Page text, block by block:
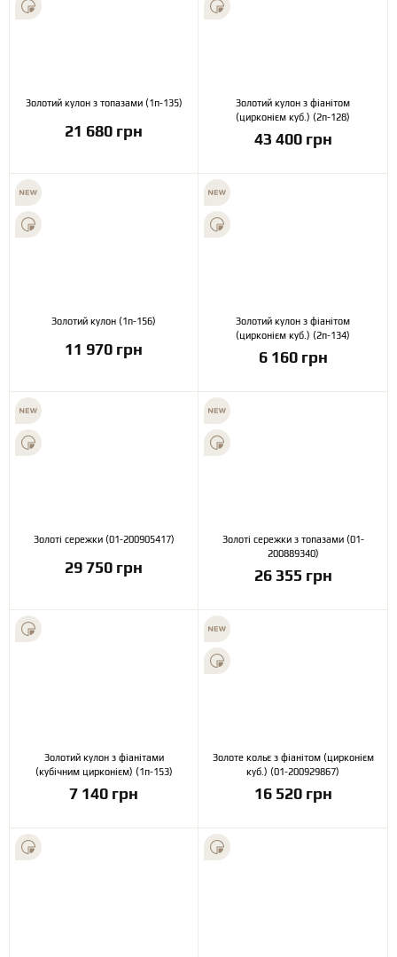
Золотий кулон з топазами (1п-135)
21 680 грн
Золотий кулон з фіанітом
(цирконієм куб.) (2п-128)
43 400 грн
Золотий кулон (1п-156)
11 970 грн
Золотий кулон з фіанітом
(цирконієм куб.) (2п-134)
6 160 грн
Золоті сережки (01-200905417)
29 750 грн
Золоті сережки з топазами (01-
200889340)
26 355 грн
Золотий кулон з фіанітами
(кубічним цирконієм) (1п-153)
7 140 грн
Золоте кольє з фіанітом (цирконієм
куб.) (01-200929867)
16 520 грн